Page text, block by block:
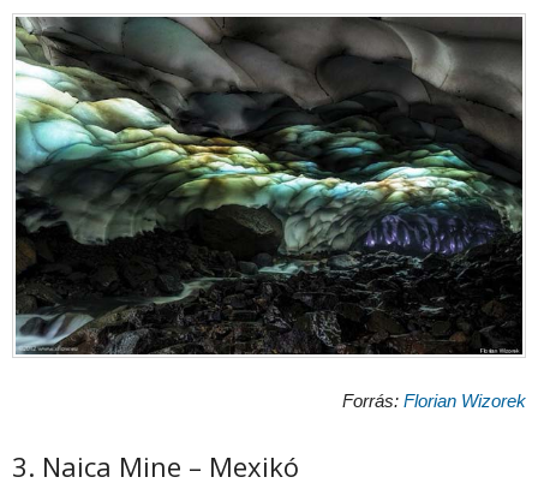
Forrás: Florian Wizorek
3. Naica Mine – Mexikó